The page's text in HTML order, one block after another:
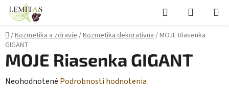
Prejsť
obsah
Hľadať
KOŠÍK
Domov
/Kozmetika a zdravie/Kozmetika dekoratívna/MOJE Riasenka
GIGANT
MOJE Riasenka GIGANT
Priemerné
Neohodnotené Podrobnosti hodnotenia